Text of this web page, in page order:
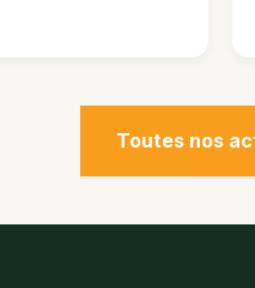
Toutes nos